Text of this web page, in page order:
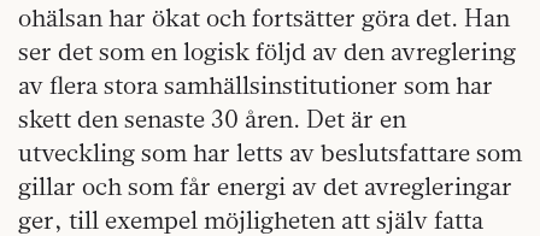
ohälsan har ökat och fortsätter göra det. Han
ser det som en logisk följd av den avreglering
av flera stora samhällsinstitutioner som har
skett den senaste 30 åren. Det är en
utveckling som har letts av beslutsfattare som
gillar och som får energi av det avregleringar
ger, till exempel möjligheten att själv fatta